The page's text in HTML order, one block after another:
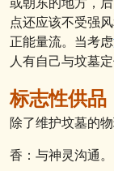
点还应该不受强
正能量流。当考虑
人有自己与坟墓
标志性供品
除了维护坟墓的
香：与神灵沟通。